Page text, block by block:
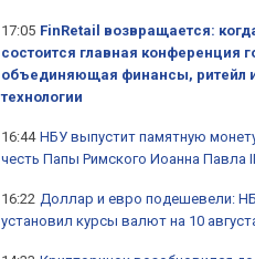
17:05 FinRetail возвращается:
состоится главная конференция
объединяющая финансы, ритейл
технологии
16:44 НБУ выпустит памятную
честь Папы Римского Иоанна Павла II
16:22 Доллар и евро подешевели:
установил курсы валют на 10